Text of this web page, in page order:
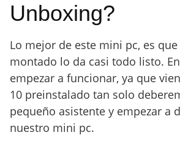
Unboxing?
Lo mejor de este mini pc, es que
montado lo da casi todo listo.
empezar a funcionar, ya que
10 preinstalado tan solo
pequeño asistente y empezar a
nuestro mini pc.